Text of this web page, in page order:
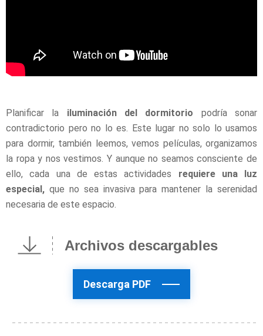
Planificar la iluminación del dormitorio podría sonar
contradictorio pero no lo es. Este lugar no solo lo usamos
para dormir, también leemos, vemos películas, organizamos
la ropa y nos vestimos. Y aunque no seamos consciente de
ello, cada una de estas actividades requiere una luz
especial, que no sea invasiva para mantener la serenidad
necesaria de este espacio.
Archivos descargables
Descarga PDF